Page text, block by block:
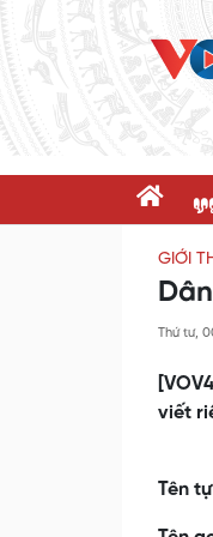
GIỚI
Thứ tư,
viết
Tên